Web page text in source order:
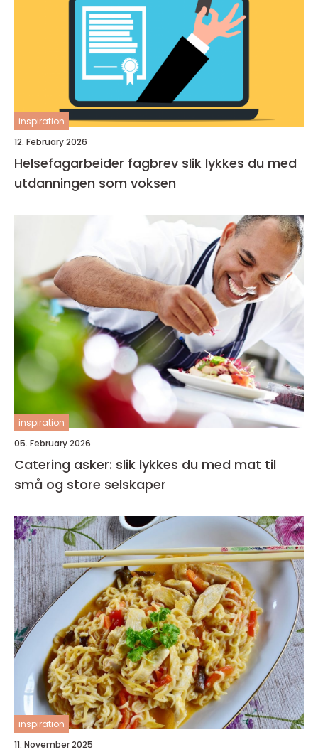
inspiration
12. February 2026
Helsefagarbeider fagbrev slik lykkes du med
utdanningen som voksen
inspiration
05. February 2026
Catering asker: slik lykkes du med mat til
små og store selskaper
inspiration
11. November 2025